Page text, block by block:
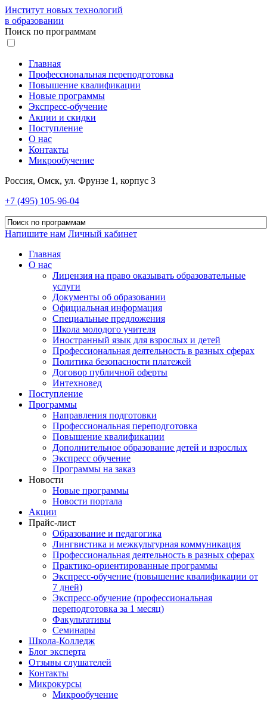
Институт новых технологий
в образовании
Поиск по программам
Главная
Профессиональная переподготовка
Повышение квалификации
Новые программы
Экспресс-обучение
Акции и скидки
Поступление
О нас
Контакты
Микрообучение
Россия, Омск, ул. Фрунзе 1, корпус 3
+7 (495) 105-96-04
Напишите нам Личный кабинет
Главная
О нас
Лицензия на право оказывать образовательные
услуги
Документы об образовании
Официальная информация
Специальные предложения
Школа молодого учителя
Иностранный язык для взрослых и детей
Профессиональная деятельность в разных сферах
Политика безопасности платежей
Договор публичной оферты
Интехновед
Поступление
Программы
Направления подготовки
Профессиональная переподготовка
Повышение квалификации
Дополнительное образование детей и взрослых
Экспресс обучение
Программы на заказ
Новости
Новые программы
Новости портала
Акции
Прайс-лист
Образование и педагогика
Лингвистика и межкультурная коммуникация
Профессиональная деятельность в разных сферах
Практико-ориентированные программы
Экспресс-обучение (повышение квалификации от
7 дней)
Экспресс-обучение (профессиональная
переподготовка за 1 месяц)
Факультативы
Семинары
Школа-Колледж
Блог эксперта
Отзывы слушателей
Контакты
Микрокурсы
Микрообучение